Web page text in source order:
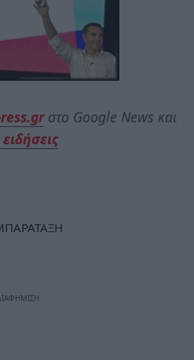
στο Google News και